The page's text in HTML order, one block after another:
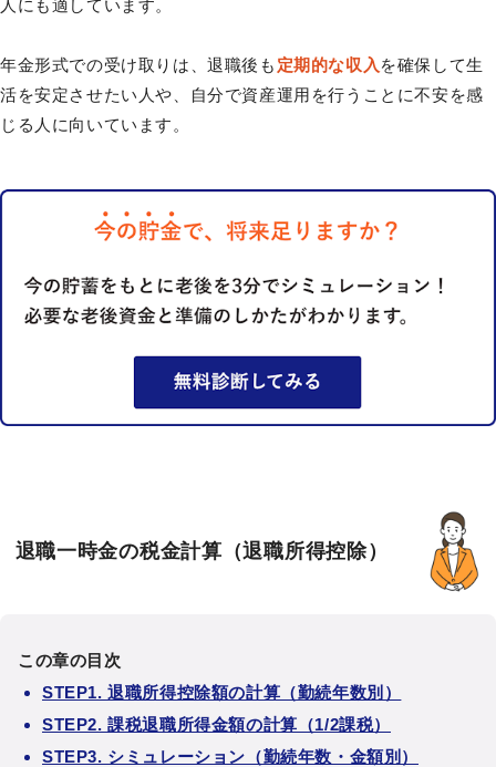
人にも適しています。
年金形式での受け取りは、退職後も 定期的な収入 を確保して生
活を安定させたい人や、自分で資産運用を行うことに不安を感
じる人に向いています。
退職一時金の税金計算（退職所得控除）
この章の目次
STEP1. 退職所得控除額の計算（勤続年数別）
STEP2. 課税退職所得金額の計算（1/2課税）
STEP3. シミュレーション（勤続年数・金額別）